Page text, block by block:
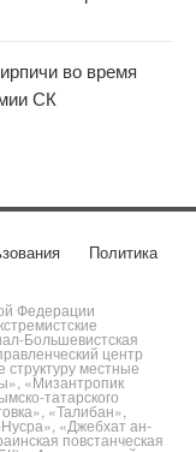
во время
СК
Политика
Федерации
Большевистская
центр
местные
«Мизантропик
татарского
«Талибан»,
«Джебхат ан-
повстанческая